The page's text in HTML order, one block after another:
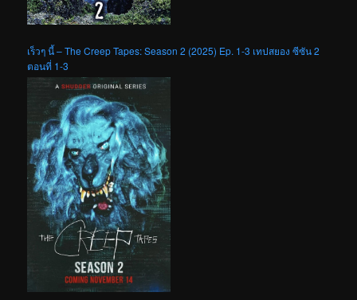
เร็วๆ นี้ – The Creep Tapes: Season 2 (2025) Ep. 1-3 เทปสยอง ซีซัน 2
ตอนที่ 1-3